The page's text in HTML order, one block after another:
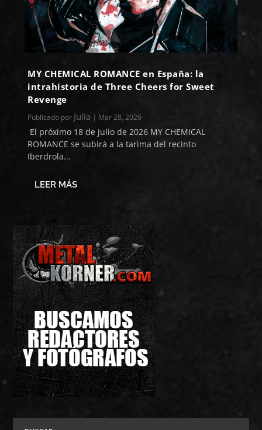
MY CHEMICAL ROMANCE en España: la
intrahistoria de Three Cheers for Sweet
Revenge
Publicado por Julia | Mar 28, 2026
El próximo 18 de julio de 2026 MY CHEMICAL
ROMANCE se subirá a la tarima del recinto
Iberdrola...
LEER MÁS